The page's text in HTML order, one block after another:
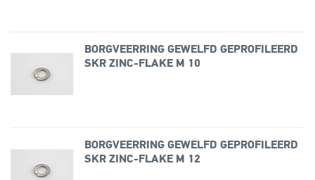
BORGVEERRING GEWELFD GEPROFILEERD
SKR ZINC-FLAKE M 10
BORGVEERRING GEWELFD GEPROFILEERD
SKR ZINC-FLAKE M 12